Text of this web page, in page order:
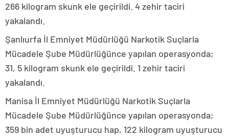
266 kilogram skunk ele geçirildi. 4 zehir taciri
yakalandı.
Şanlıurfa İl Emniyet Müdürlüğü Narkotik Suçlarla
Mücadele Şube Müdürlüğünce yapılan operasyonda;
31, 5 kilogram skunk ele geçirildi. 1 zehir taciri
yakalandı.
Manisa İl Emniyet Müdürlüğü Narkotik Suçlarla
Mücadele Şube Müdürlüğünce yapılan operasyonda;
359 bin adet uyuşturucu hap, 122 kilogram uyuşturucu